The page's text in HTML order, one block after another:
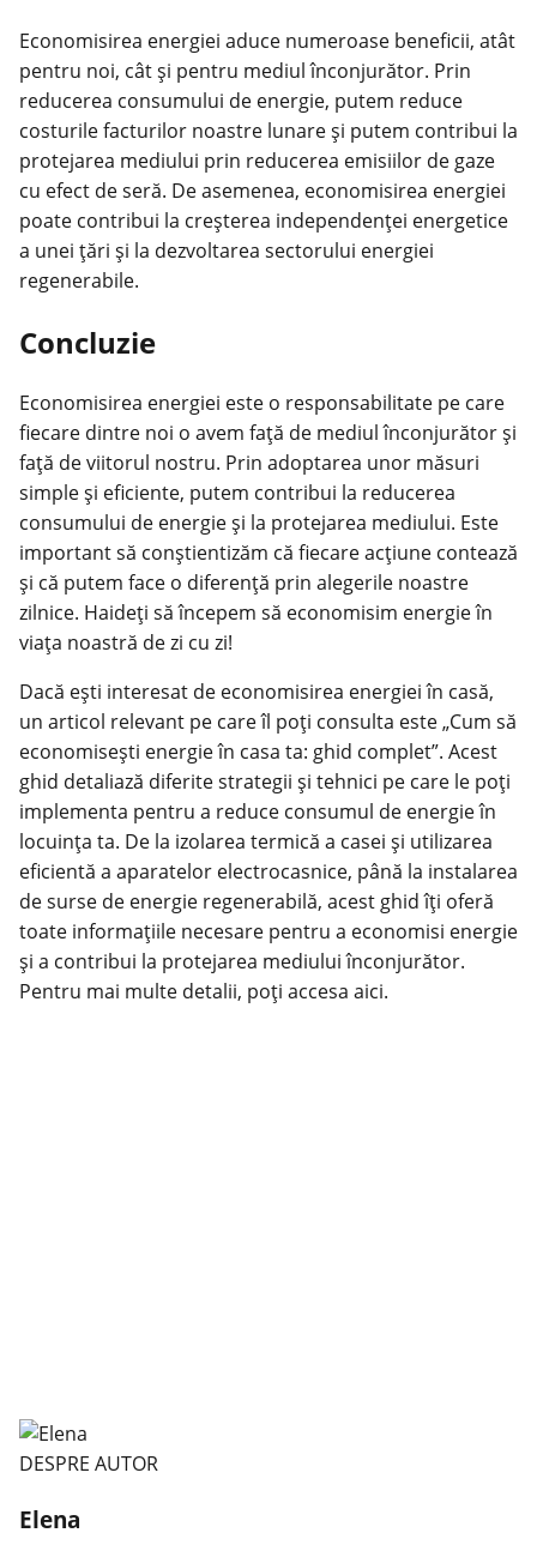
Economisirea energiei aduce numeroase beneficii, atât
pentru noi, cât și pentru mediul înconjurător. Prin
reducerea consumului de energie, putem reduce
costurile facturilor noastre lunare și putem contribui la
protejarea mediului prin reducerea emisiilor de gaze
cu efect de seră. De asemenea, economisirea energiei
poate contribui la creșterea independenței energetice
a unei țări și la dezvoltarea sectorului energiei
regenerabile.
Concluzie
Economisirea energiei este o responsabilitate pe care
fiecare dintre noi o avem față de mediul înconjurător și
față de viitorul nostru. Prin adoptarea unor măsuri
simple și eficiente, putem contribui la reducerea
consumului de energie și la protejarea mediului. Este
important să conștientizăm că fiecare acțiune contează
și că putem face o diferență prin alegerile noastre
zilnice. Haideți să începem să economisim energie în
viața noastră de zi cu zi!
Dacă ești interesat de economisirea energiei în casă,
un articol relevant pe care îl poți consulta este „Cum să
economisești energie în casa ta: ghid complet”. Acest
ghid detaliază diferite strategii și tehnici pe care le poți
implementa pentru a reduce consumul de energie în
locuința ta. De la izolarea termică a casei și utilizarea
eficientă a aparatelor electrocasnice, până la instalarea
de surse de energie regenerabilă, acest ghid îți oferă
toate informațiile necesare pentru a economisi energie
și a contribui la protejarea mediului înconjurător.
Pentru mai multe detalii, poți accesa aici.
DESPRE AUTOR
Elena